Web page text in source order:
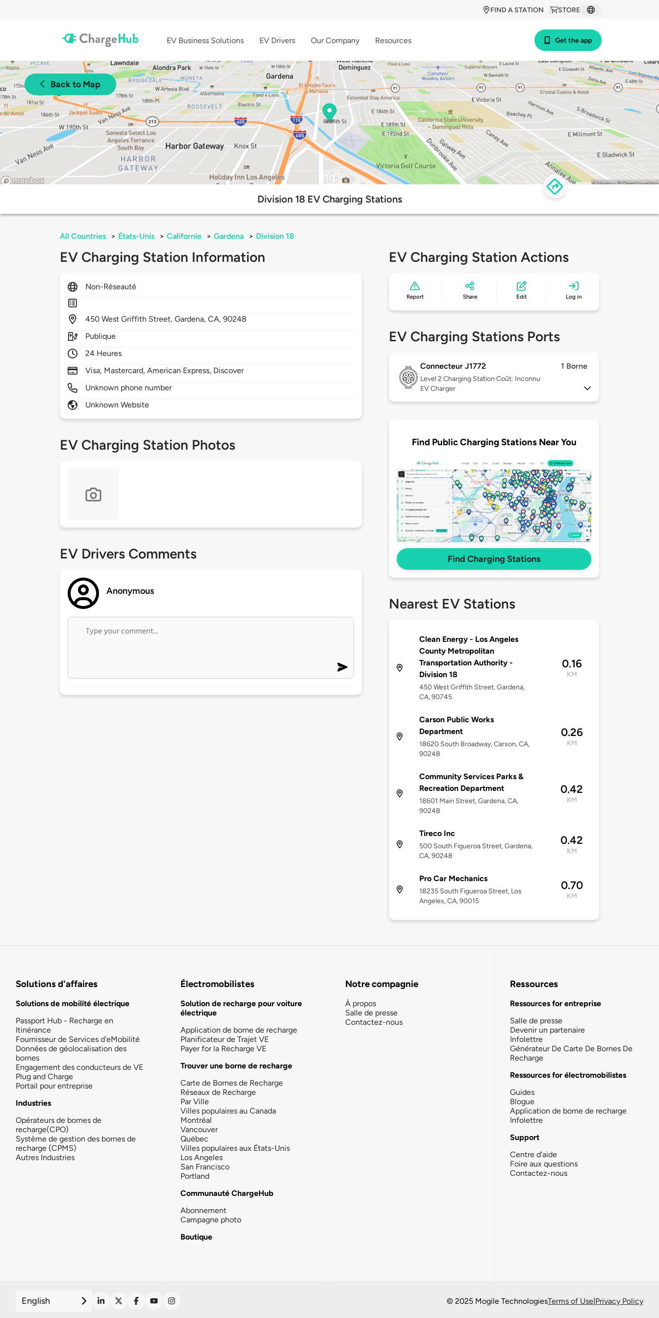
STORE
FIND A STATION
EV Business Solutions EV Drivers Our Company Resources Get the app
Back to Map
Division 18 EV Charging Stations
All Countries > États-Unis > Californie > Gardena > Division 18
EV Charging Station Information
Non-Réseauté
450West Griffith Street,Gardena,CA,90248
Publique
24 Heures
Visa, Mastercard, American Express, Discover
Unknown phone number
Unknown Website
EV Charging Station Photos
EV Drivers Comments
Anonymous
EV Charging Station Actions
Report Share Edit Log in
EV Charging Stations Ports
Connecteur J1772 1 Borne
Level 2 Charging Station Coût: Inconnu
EV Charger
Find Public Charging Stations Near You
Find Charging Stations
Nearest EV Stations
Clean Energy - Los Angeles
County Metropolitan
Transportation Authority -
Division 18
450 West Griffith Street, Gardena,
CA, 90745
0.16
KM
Carson Public Works
Department
18620 South Broadway, Carson, CA,
90248
0.26
KM
Community Services Parks &
Recreation Department
18601 Main Street, Gardena, CA,
90248
0.42
KM
Tireco Inc
500 South Figueroa Street, Gardena,
CA, 90248
0.42
KM
Pro Car Mechanics
18235 South Figueroa Street, Los
Angeles, CA, 90015
0.70
KM
Solutions d'affaires
Solutions de mobilité électrique
Passport Hub - Recharge en
Itinérance
Fournisseur de Services d'eMobilité
Données de géolocalisation des
bornes
Engagement des conducteurs de VE
Plug and Charge
Portail pour entreprise
Industries
Opérateurs de bornes de
recharge(CPO)
Système de gestion des bornes de
recharge (CPMS)
Autres Industries
Électromobilistes
Solution de recharge pour voiture
électrique
Application de borne de recharge
Planificateur de Trajet VE
Payer for la Recharge VE
Trouver une borne de recharge
Carte de Bornes de Recharge
Réseaux de Recharge
Par Ville
Villes populaires au Canada
Montréal
Vancouver
Québec
Villes populaires aux États-Unis
Los Angeles
San Francisco
Portland
Communauté ChargeHub
Abonnement
Campagne photo
Boutique
Notre compagnie
À propos
Salle de presse
Contactez-nous
Ressources
Ressources for entreprise
Salle de presse
Devenir un partenaire
Infolettre
Générateur De Carte De Bornes De
Recharge
Ressources for électromobilistes
Guides
Blogue
Application de borne de recharge
Infolettre
Support
Centre d'aide
Foire aux questions
Contactez-nous
English © 2025 Mogile TechnologiesTerms of Use|Privacy Policy